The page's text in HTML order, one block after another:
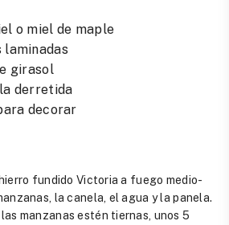
o miel de maple
laminadas
girasol
derretida
decorar
fundido Victoria a fuego medio-
la canela, el agua y la panela.
manzanas estén tiernas, unos 5